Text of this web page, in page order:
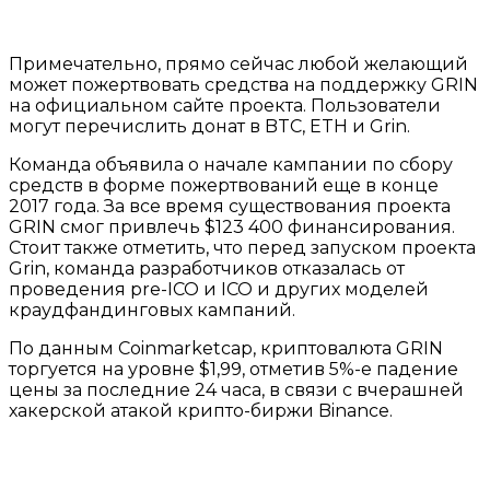
Примечательно, прямо сейчас любой желающий
может пожертвовать средства на поддержку GRIN
на официальном сайте проекта. Пользователи
могут перечислить донат в BTC, ETH и Grin.
Команда объявила о начале кампании по сбору
средств в форме пожертвований еще в конце
2017 года. За все время существования проекта
GRIN смог привлечь $123 400 финансирования.
Стоит также отметить, что перед запуском проекта
Grin, команда разработчиков отказалась от
проведения pre-ICO и ICO и других моделей
краудфандинговых кампаний.
По данным Coinmarketcap, криптовалюта GRIN
торгуется на уровне $1,99, отметив 5%-е падение
цены за последние 24 часа, в связи с вчерашней
хакерской атакой крипто-биржи Binance.